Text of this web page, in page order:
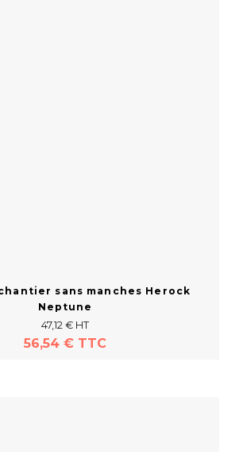
sans manches Herock
Neptune
47,12 € HT
56,54 € TTC